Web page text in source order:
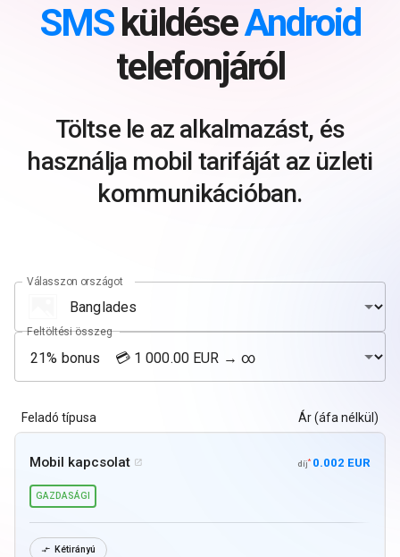
SMSküldéseAndroid
telefonjáról
Töltse le az alkalmazást, és
használja mobil tarifáját az üzleti
kommunikációban.
Válasszon országot
Feltöltési összeg
Feladó típusa Ár (áfa nélkül)
Mobil kapcsolat  díj* 0.002 EUR
GAZDASÁGI
 Kétirányú